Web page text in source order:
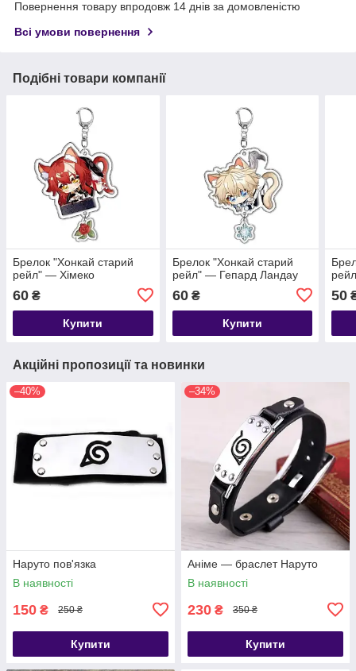
Повернення товару впродовж 14 днів за домовленістю
Всі умови повернення
Подібні товари компанії
Брелок "Хонкай старий
рейл" — Хімеко
60 ₴
Купити
Брелок "Хонкай старий
рейл" — Гепард Ландау
60₴
Купити
50
Акційні пропозиції та новинки
–40%
Наруто пов'язка
В наявності
150 ₴ 250 ₴
Купити
–34%
Аніме — браслет Наруто
В наявності
230 ₴ 350 ₴
Купити